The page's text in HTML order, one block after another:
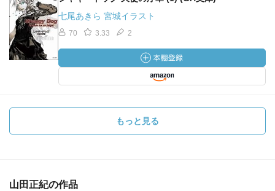
七尾あきら 宮城イラスト
70 3.33 2
もっと見る
山田正紀の作品